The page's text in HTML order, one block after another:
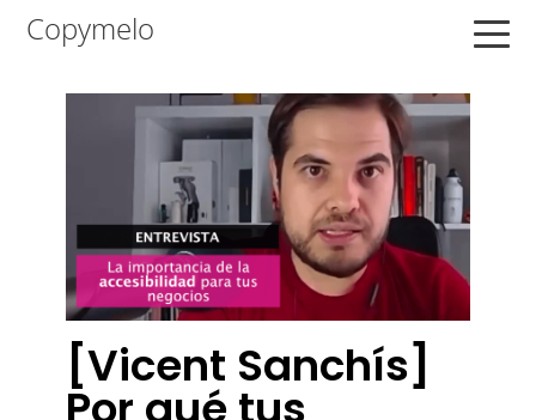
Saltar
Saltar
contenido
Saltar
Copymelo
[Vicent Sanchís]